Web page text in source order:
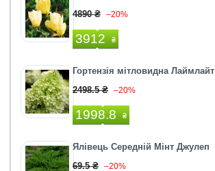
4890 ₴ –20%
3912 ₴
Гортензія мітловидна Лаймлайт
2498.5 ₴ –20%
1998.8 ₴
Ялівець Середній Мінт Джулеп
69.5 ₴ –20%